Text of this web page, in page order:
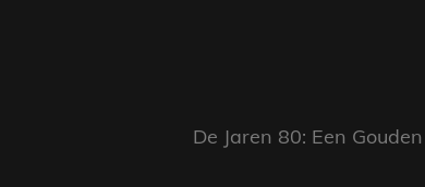
De Jaren 80: Een